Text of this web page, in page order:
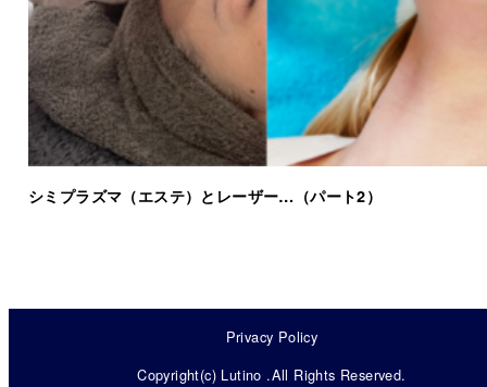
シミプラズマ（エステ）とレーザー…（パート2）
Privacy Policy
Copyright(c) Lutino .All Rights Reserved.